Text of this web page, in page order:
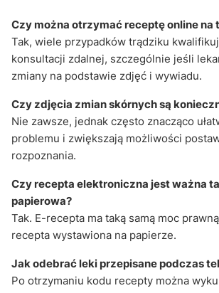
Czy można otrzymać receptę online na
Tak, wiele przypadków trądziku
konsultacji zdalnej, szczególnie jeśli
zmiany na podstawie zdjęć i wywiadu.
Czy zdjęcia zmian skórnych są
Nie zawsze, jednak często znacząco
problemu i zwiększają możliwości
rozpoznania.
Czy recepta elektroniczna jest ważna
papierowa?
Tak. E-recepta ma taką samą moc
recepta wystawiona na papierze.
Jak odebrać leki przepisane podczas
Po otrzymaniu kodu recepty można